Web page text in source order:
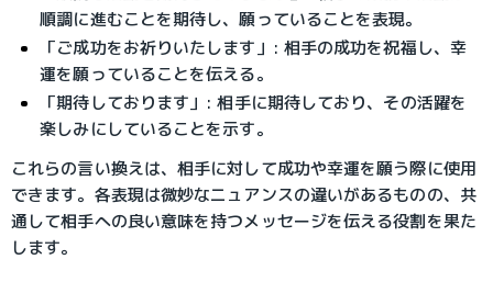
順調に進むことを期待し、願っていることを表現。
「ご成功をお祈りいたします」 : 相手の成功を祝福し、幸
運を願っていることを伝える。
「期待しております」 : 相手に期待しており、その活躍を
楽しみにしていることを示す。
これらの言い換えは、相手に対して成功や幸運を願う際に使用
できます。各表現は微妙なニュアンスの違いがあるものの、共
通して相手への良い意味を持つメッセージを伝える役割を果た
します。